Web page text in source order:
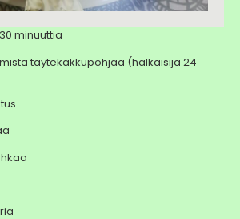
minuuttia
täytekakkupohjaa (halkaisija 24